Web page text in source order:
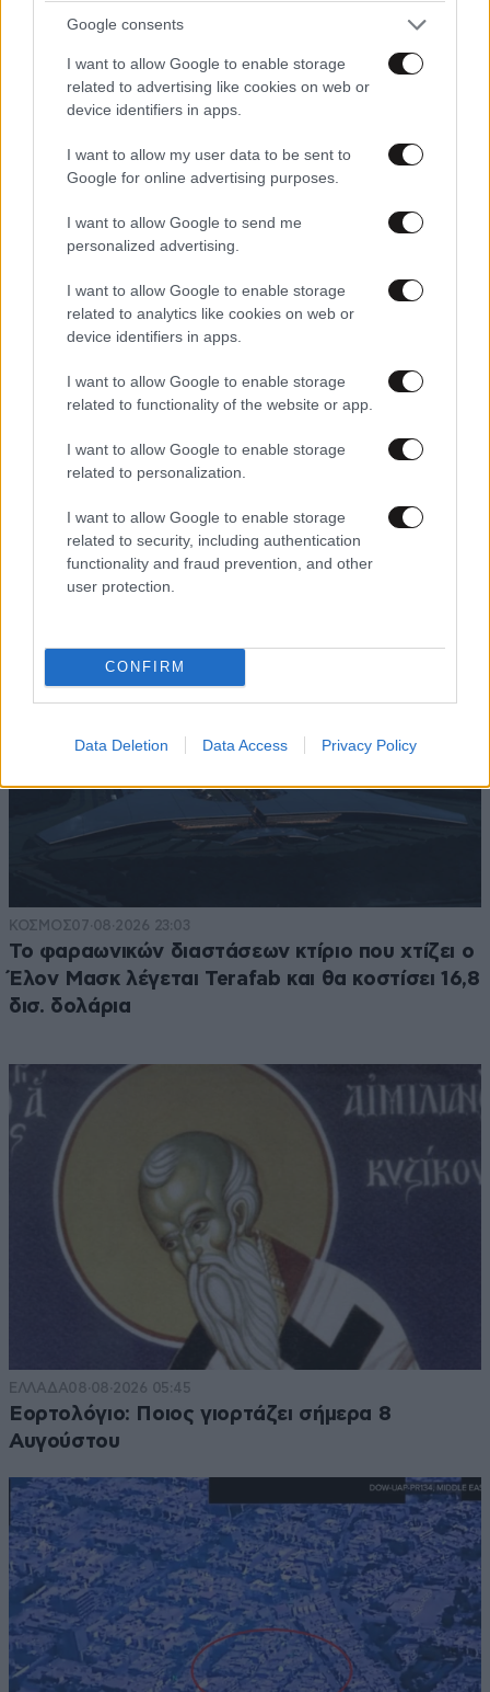
Google consents
I want to allow Google to enable storage
related to advertising like cookies on web or
device identifiers in apps.
I want to allow my user data to be sent to
Google for online advertising purposes.
I want to allow Google to send me
personalized advertising.
I want to allow Google to enable storage
related to analytics like cookies on web or
device identifiers in apps.
I want to allow Google to enable storage
related to functionality of the website or app.
I want to allow Google to enable storage
related to personalization.
I want to allow Google to enable storage
related to security, including authentication
functionality and fraud prevention, and other
user protection.
CONFIRM
Data Deletion Data Access Privacy Policy
Ογκολόγοι προειδοποιούν: Αυτές οι τροφές,
περνούν απαρατήρητες, αλλά καλό είναι να τις
ΑΘΛΗΤΙΚΑ07·08·2026 21:30
Ακυρώνει δύο συμβόλαια ο Λαρεντζάκης και
υπογράφει σε ελληνική ομάδα-έκπληξη!
ΚΟΣΜΟΣ07·08·2026 23:03
Το φαραωνικών διαστάσεων κτίριο που χτίζει ο
Έλον Μασκ λέγεται Terafab και θα κοστίσει 16,8
δισ. δολάρια
ΕΛΛΑΔΑ08·08·2026 05:45
Εορτολόγιο: Ποιος γιορτάζει σήμερα 8
Αυγούστου